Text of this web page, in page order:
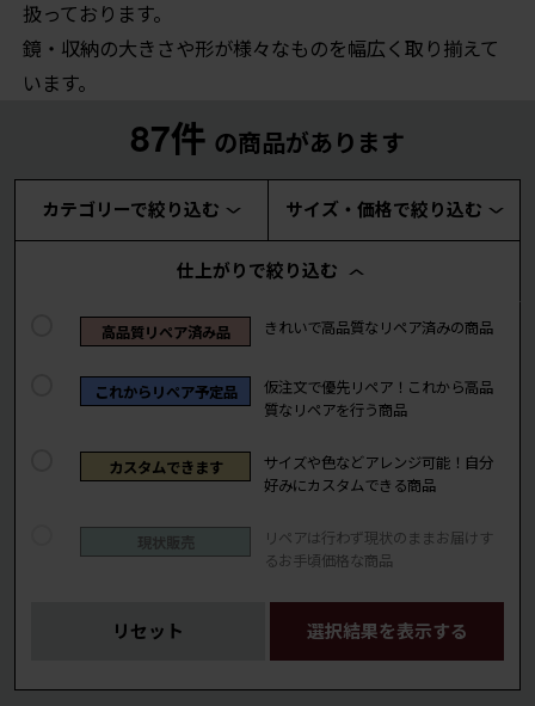
扱っております。
鏡・収納の大きさや形が様々なものを幅広く取り揃えて
います。
87件 の商品があります
カテゴリーで絞り込む サイズ・価格で絞り込む
仕上がりで絞り込む
高品質リペア済み品 きれいで高品質なリペア済みの商品
これからリペア予定品
仮注文で優先リペア！これから高品
質なリペアを行う商品
カスタムできます
サイズや色などアレンジ可能！自分
好みにカスタムできる商品
現状販売
リペアは行わず現状のままお届けす
るお手頃価格な商品
リセット 選択結果を表示する